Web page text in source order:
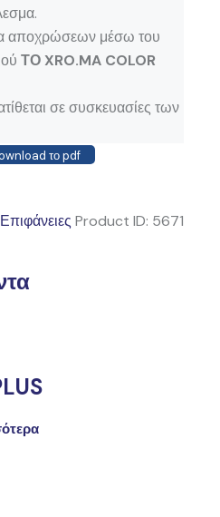
αποχρώσεων μέσω του
ΤΟ XRO.MA COLOR
σε συσκευασίες των
το pdf
Product ID: 5671